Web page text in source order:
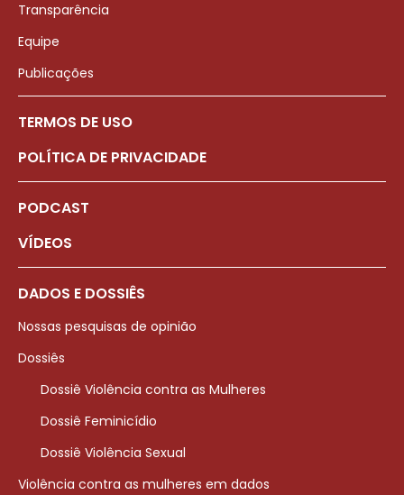
Transparência
Equipe
Publicações
TERMOS DE USO
POLÍTICA DE PRIVACIDADE
PODCAST
VÍDEOS
DADOS E DOSSIÊS
Nossas pesquisas de opinião
Dossiês
Dossiê Violência contra as Mulheres
Dossiê Feminicídio
Dossiê Violência Sexual
Violência contra as mulheres em dados